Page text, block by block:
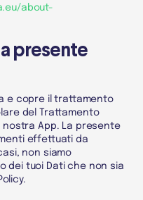
about-
presente
e copre il trattamento
del Trattamento
nostra App. La presente
effettuati da
non siamo
dei tuoi Dati che non sia